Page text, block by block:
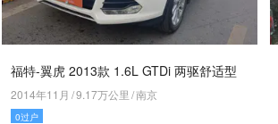
福特-翼虎 2013款 1.6L GTDi 两驱舒适型
2014年11月 /9.17万公里 /南京
0过户